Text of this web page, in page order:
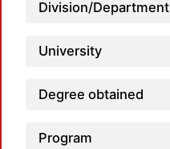
Division/Department
University
Degree obtained
Program